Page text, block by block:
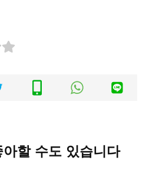
할 수도 있습니다